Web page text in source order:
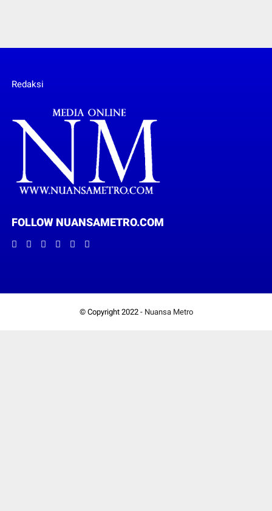
Redaksi
FOLLOW NUANSAMETRO.COM
© Copyright 2022 - Nuansa Metro